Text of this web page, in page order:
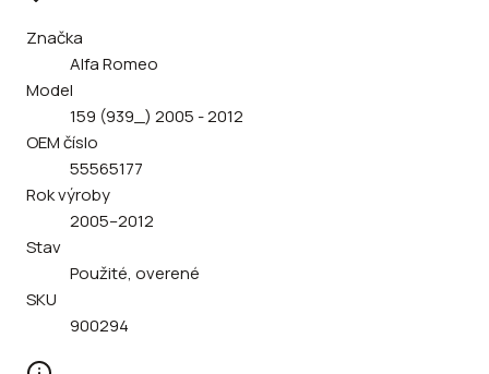
Značka
Alfa Romeo
Model
159 (939_) 2005 - 2012
OEM číslo
55565177
Rok výroby
2005–2012
Stav
Použité, overené
SKU
900294